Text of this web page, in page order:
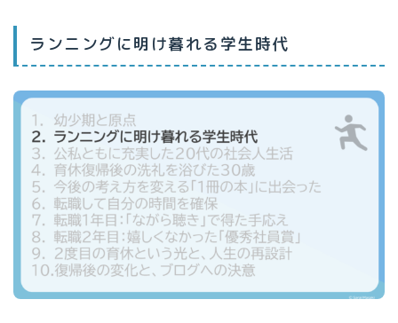
ランニングに明け暮れる学生時代